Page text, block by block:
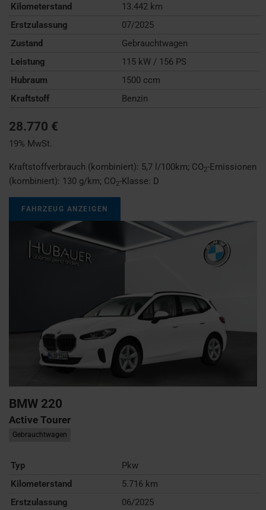
Kilometerstand
13.442 km
Erstzulassung
07/2025
Zustand
Gebrauchtwagen
Leistung
115 kW / 156 PS
Hubraum
1500 ccm
Kraftstoff
Benzin
28.770 €
19% MwSt.
Kraftstoffverbrauch (kombiniert): 5,7 l/100km; CO2-Emissionen
(kombiniert): 130 g/km; CO2-Klasse: D
FAHRZEUG ANZEIGEN
BMW 220
Active Tourer
Gebrauchtwagen
Typ
Pkw
Kilometerstand
5.716 km
Erstzulassung
06/2025